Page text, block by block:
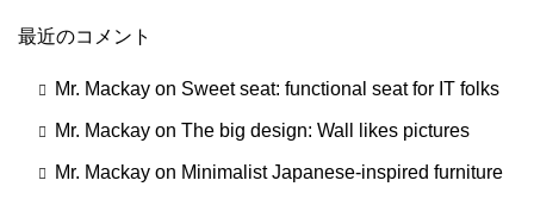
最近のコメント
Mr. Mackay on Sweet seat: functional seat for IT folks
Mr. Mackay on The big design: Wall likes pictures
Mr. Mackay on Minimalist Japanese-inspired furniture